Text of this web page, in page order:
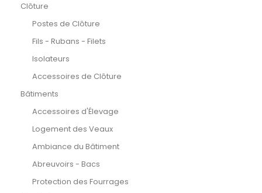
Clôture
Postes de Clôture
Fils - Rubans - Filets
Isolateurs
Accessoires de Clôture
Bâtiments
Accessoires d'Élevage
Logement des Veaux
Ambiance du Bâtiment
Abreuvoirs - Bacs
Protection des Fourrages